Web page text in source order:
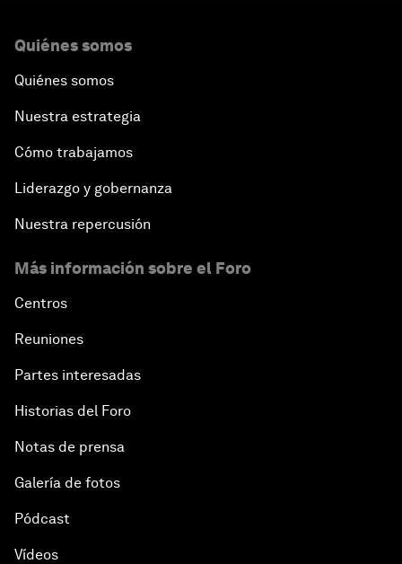
Quiénes somos
Quiénes somos
Nuestra estrategia
Cómo trabajamos
Liderazgo y gobernanza
Nuestra repercusión
Más información sobre el Foro
Centros
Reuniones
Partes interesadas
Historias del Foro
Notas de prensa
Galería de fotos
Pódcast
Vídeos